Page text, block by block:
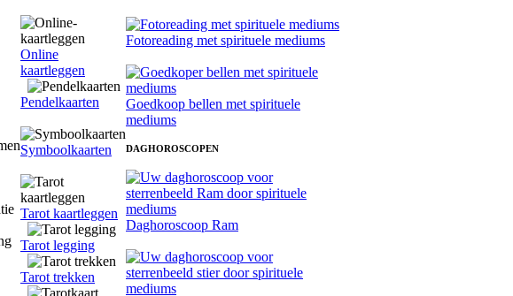
Online
kaartleggen
Pendelkaarten
Symboolkaarten
Tarot kaartleggen
Tarot legging
Tarot trekken
Fotoreading met spirituele mediums
Goedkoop bellen met spirituele
mediums
DAGHOROSCOPEN
Daghoroscoop Ram